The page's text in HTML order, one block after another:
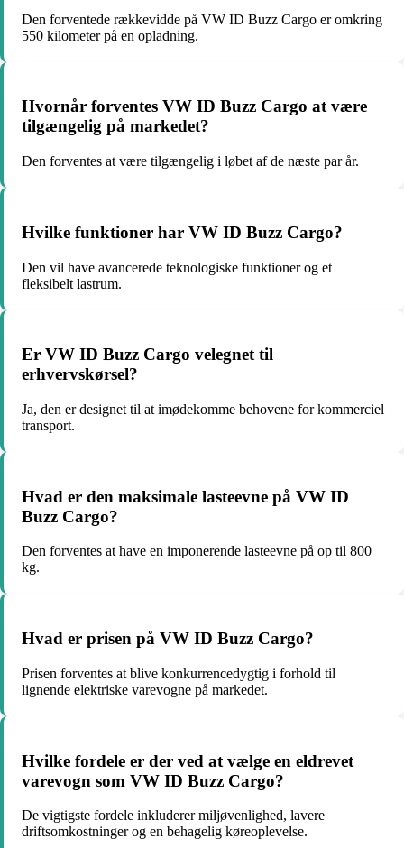
Den forventede rækkevidde på VW ID Buzz Cargo er omkring
550 kilometer på en opladning.
Hvornår forventes VW ID Buzz Cargo at være
tilgængelig på markedet?
Den forventes at være tilgængelig i løbet af de næste par år.
Hvilke funktioner har VW ID Buzz Cargo?
Den vil have avancerede teknologiske funktioner og et
fleksibelt lastrum.
Er VW ID Buzz Cargo velegnet til
erhvervskørsel?
Ja, den er designet til at imødekomme behovene for kommerciel
transport.
Hvad er den maksimale lasteevne på VW ID
Buzz Cargo?
Den forventes at have en imponerende lasteevne på op til 800
kg.
Hvad er prisen på VW ID Buzz Cargo?
Prisen forventes at blive konkurrencedygtig i forhold til
lignende elektriske varevogne på markedet.
Hvilke fordele er der ved at vælge en eldrevet
varevogn som VW ID Buzz Cargo?
De vigtigste fordele inkluderer miljøvenlighed, lavere
driftsomkostninger og en behagelig køreoplevelse.